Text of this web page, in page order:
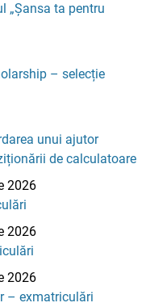
„Șansa ta pentru
– selecție
unui ajutor
de calculatoare
2026
2026
2026
– exmatriculări